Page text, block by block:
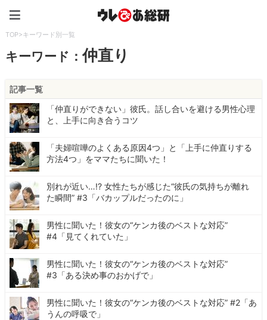
TOP>キーワード別一覧
キーワード：仲直り
記事一覧
「仲直りができない」彼氏。話し合いを避ける男性心理
と、上手に向き合うコツ
「夫婦喧嘩のよくある原因4つ」と「上手に仲直りする
方法4つ」をママたちに聞いた！
別れが近い…!? 女性たちが感じた“彼氏の気持ちが離れ
た瞬間” #3「バカップルだったのに」
男性に聞いた！彼女の“ケンカ後のベストな対応”
#4「見てくれていた」
男性に聞いた！彼女の“ケンカ後のベストな対応”
#3「ある決め事のおかげで」
男性に聞いた！彼女の“ケンカ後のベストな対応” #2「あ
うんの呼吸で」